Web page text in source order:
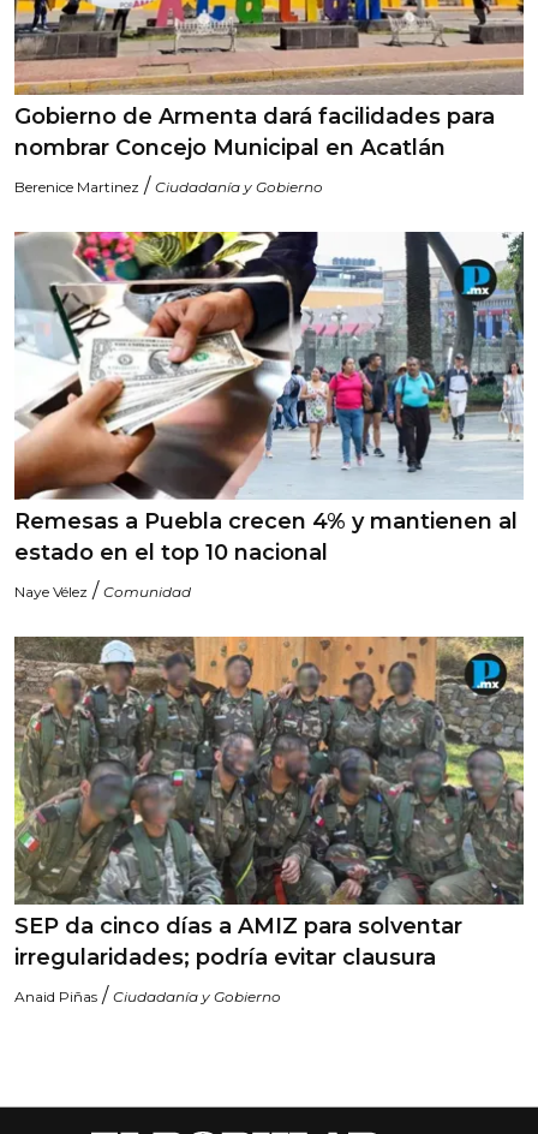
Gobierno de Armenta dará facilidades para
nombrar Concejo Municipal en Acatlán
Berenice Martinez / Ciudadanía y Gobierno
Remesas a Puebla crecen 4% y mantienen al
estado en el top 10 nacional
Naye Vélez / Comunidad
SEP da cinco días a AMIZ para solventar
irregularidades; podría evitar clausura
Anaid Piñas / Ciudadanía y Gobierno